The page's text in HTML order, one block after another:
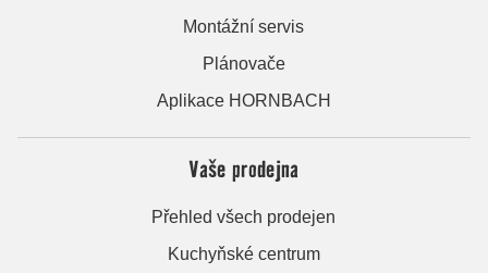
Montážní servis
Plánovače
Aplikace HORNBACH
Vaše prodejna
Přehled všech prodejen
Kuchyňské centrum